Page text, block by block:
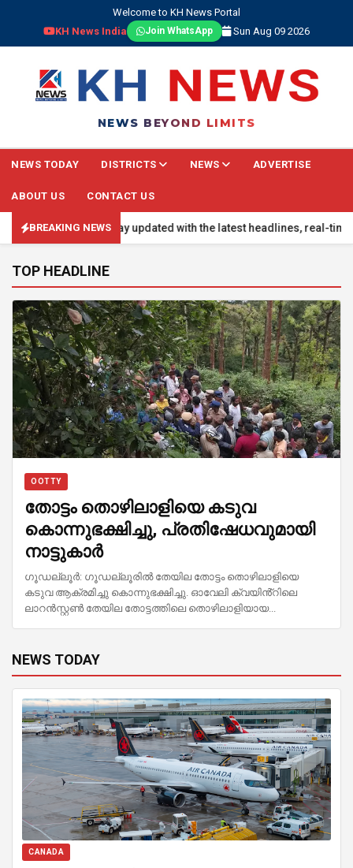
Welcome to KH News Portal
KH News India
Join WhatsApp Sun Aug 09 2026
NEWS BEYOND LIMITS
NEWS TODAY DISTRICTS NEWS ADVERTISE
ABOUT US CONTACT US
BREAKING NEWS
NEWS: Stay updated with the latest headlines, real-time
TOP HEADLINE
OOTTY
തോട്ടം തൊഴിലാളിയെ കടുവ
കൊന്നുഭക്ഷിച്ചു, പ്രതിഷേധവുമായി
നാട്ടുകാർ
ഗൂഡല്ലൂർ: ഗൂഡല്ലൂരിൽ തേയില തോട്ടം തൊഴിലാളിയെ
കടുവ ആക്രമിച്ചു കൊന്നുഭക്ഷിച്ചു. ഓവേലി ക്വയിൻ്റിലെ
ലാറൻസ്റ്റൺ തേയില തോട്ടത്തിലെ തൊഴിലാളിയായ...
NEWS TODAY
CANADA